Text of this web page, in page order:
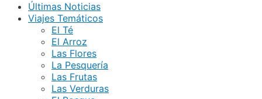
Últimas Noticias
Viajes Temáticos
El Té
El Arroz
Las Flores
La Pesquería
Las Frutas
Las Verduras